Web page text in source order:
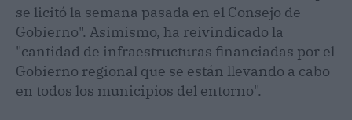
se licitó la semana pasada en el Consejo de
Gobierno". Asimismo, ha reivindicado la
"cantidad de infraestructuras financiadas por el
Gobierno regional que se están llevando a cabo
en todos los municipios del entorno".